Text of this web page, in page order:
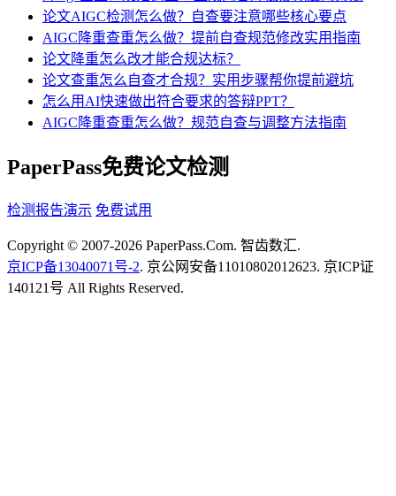
论文AIGC检测怎么做？自查要注意哪些核心要点
AIGC降重查重怎么做？提前自查规范修改实用指南
论文降重怎么改才能合规达标？
论文查重怎么自查才合规？实用步骤帮你提前避坑
怎么用AI快速做出符合要求的答辩PPT？
AIGC降重查重怎么做？规范自查与调整方法指南
PaperPass免费论文检测
检测报告演示 免费试用
Copyright © 2007-2026 PaperPass.Com. 智齿数汇.
京ICP备13040071号-2. 京公网安备11010802012623. 京ICP证
140121号 All Rights Reserved.